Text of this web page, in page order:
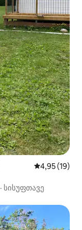
საშუალო
4,95 (19)
· სისუფთავე